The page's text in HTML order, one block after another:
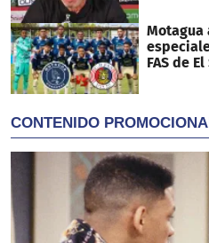
Motagua
FAS de